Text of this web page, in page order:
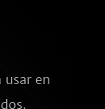
usar en